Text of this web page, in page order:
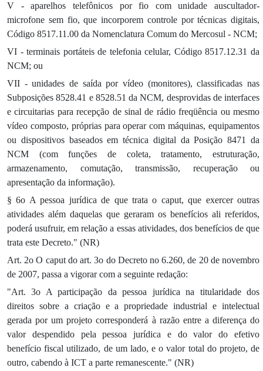
V - aparelhos telefônicos por fio com unidade auscultador-
microfone sem fio, que incorporem controle por técnicas digitais,
Código 8517.11.00 da Nomenclatura Comum do Mercosul - NCM;
VI - terminais portáteis de telefonia celular, Código 8517.12.31 da
NCM; ou
VII - unidades de saída por vídeo (monitores), classificadas nas
Subposições 8528.41 e 8528.51 da NCM, desprovidas de interfaces
e circuitarias para recepção de sinal de rádio freqüência ou mesmo
vídeo composto, próprias para operar com máquinas, equipamentos
ou dispositivos baseados em técnica digital da Posição 8471 da
NCM (com funções de coleta, tratamento, estruturação,
armazenamento, comutação, transmissão, recuperação ou
apresentação da informação).
§ 6o A pessoa jurídica de que trata o caput, que exercer outras
atividades além daquelas que geraram os benefícios ali referidos,
poderá usufruir, em relação a essas atividades, dos benefícios de que
trata este Decreto." (NR)
Art. 2o O caput do art. 3o do Decreto no 6.260, de 20 de novembro
de 2007, passa a vigorar com a seguinte redação:
"Art. 3o A participação da pessoa jurídica na titularidade dos
direitos sobre a criação e a propriedade industrial e intelectual
gerada por um projeto corresponderá à razão entre a diferença do
valor despendido pela pessoa jurídica e do valor do efetivo
benefício fiscal utilizado, de um lado, e o valor total do projeto, de
outro, cabendo à ICT a parte remanescente." (NR)